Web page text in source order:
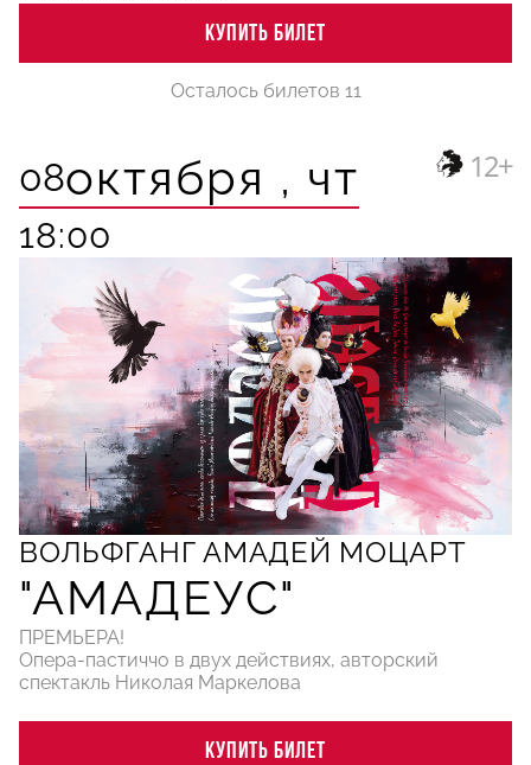
КУПИТЬ БИЛЕТ
Осталось билетов 11
08октября , чт
18:00
ВОЛЬФГАНГ АМАДЕЙ МОЦАРТ
"АМАДЕУС"
ПРЕМЬЕРА!
Опера-пастиччо в двух действиях, авторский
спектакль Николая Маркелова
12+
КУПИТЬ БИЛЕТ